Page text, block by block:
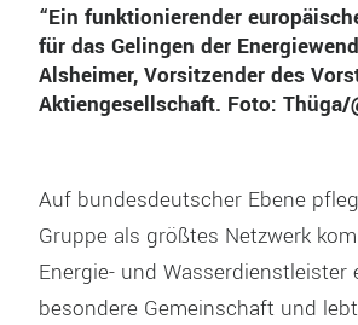
“Ein funktionierender
für das Gelingen der
Alsheimer, Vorsitzender des
Aktiengesellschaft. Foto: Thüga/
Auf bundesdeutscher Ebene
Gruppe als größtes Netzwerk
Energie- und Wasserdienstleister
besondere Gemeinschaft und